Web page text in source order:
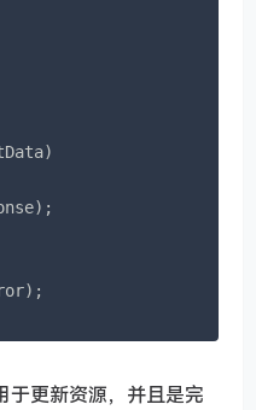
更新资源，并且是完